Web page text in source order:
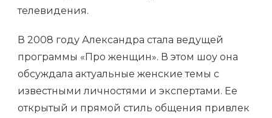
телевидения.
В 2008 году Александра стала ведущей
программы «Про женщин». В этом шоу она
обсуждала актуальные женские темы с
известными личностями и экспертами. Ее
открытый и прямой стиль общения привлек